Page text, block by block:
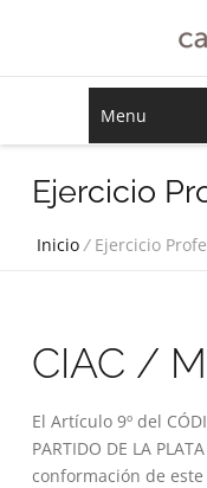
Menu
Ejercicio
Inicio /Ejercicio
CIAC /
El Artículo 9º del
PARTIDO DE LA
conformación de